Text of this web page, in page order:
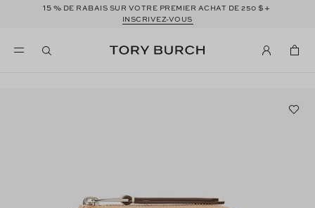
15 % DE RABAIS SUR VOTRE PREMIER ACHAT DE 250$+
INSCRIVEZ-VOUS